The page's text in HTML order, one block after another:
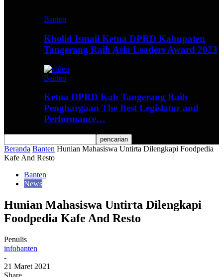
Banten
Kholid Ismail Ketua DPRD Kabupaten
Tangerang Raih Asia Leaders Award 2023
Banten
Ketua DPRD Kab Tangerang Raih
Penghargaan The Best Legislator and
Performance…
Beranda Banten Hunian Mahasiswa Untirta Dilengkapi Foodpedia
Kafe And Resto
Banten
News
Hunian Mahasiswa Untirta Dilengkapi
Foodpedia Kafe And Resto
Penulis
infobanten
-
21 Maret 2021
Share